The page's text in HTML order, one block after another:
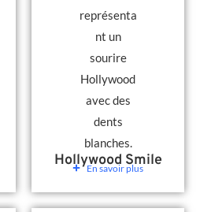
Hollywood Smile
En savoir plus